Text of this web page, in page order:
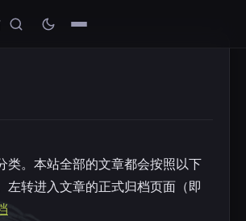
类。本站全部的文章都会按照以下
左转进入文章的正式归档页面（即